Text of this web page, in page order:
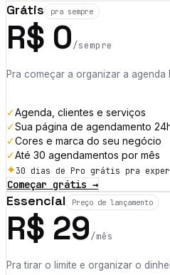
Grátis pra sempre
R$ 0/sempre
Pra começar a organizar a agenda
✓Agenda, clientes e serviços
✓Sua página de agendamento
✓Cores e marca do seu negócio
✓Até 30 agendamentos por mês
✦30 dias de Pro grátis pra
Começar grátis →
Essencial Preço de lançamento
R$ 29/mês
Pra tirar o limite e organizar o